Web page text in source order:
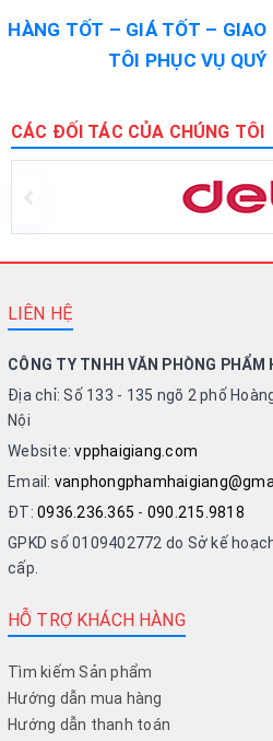
HÀNG TỐT – GIÁ TỐT – GIAO
TÔI PHỤC VỤ
CÁC ĐỐI TÁC CỦA CHÚNG TÔI
LIÊN HỆ
CÔNG TY TNHH VĂN PHÒNG PHẨM
Địa chỉ: Số 133 - 135 ngõ 2 phố
Nội
Website:vpphaigiang.com
Email:
ĐT: 0936.236.365 - 090.215.9818
GPKD số 0109402772 do Sở kế
cấp.
HỖ TRỢ KHÁCH HÀNG
Tìm kiếm Sản phẩm
Hướng dẫn mua hàng
Hướng dẫn thanh toán